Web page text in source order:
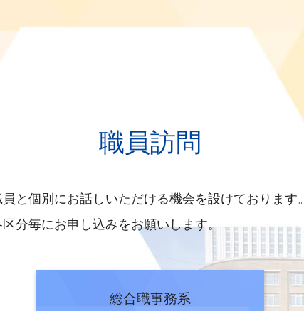
訪問（総合職）について
の官庁訪問について（一般職技術系）
】
【総合職技術系、施設系】
Day職場訪問・仕事体験～について
系】
いて【総合職技術系、施設系】
職員訪問
員と個別にお話しいただける機会を設けております。
区分毎にお申し込みをお願いします。
総合職事務系